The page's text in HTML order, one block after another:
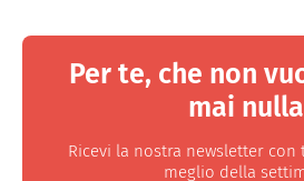
Per te, che non
mai
Ricevi la nostra newsletter
meglio della